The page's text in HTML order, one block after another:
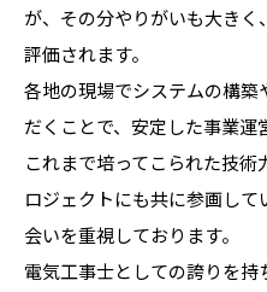
が、その分やりがいも大き
評価されます。
各地の現場でシステムの構
だくことで、安定した事業運
これまで培ってこられた技
ロジェクトにも共に参画し
会いを重視しております。
電気工事士としての誇りを